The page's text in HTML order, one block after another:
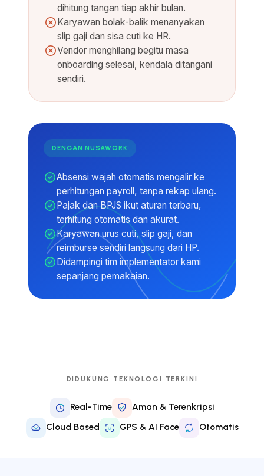
dihitung tangan tiap akhir bulan.
Karyawan bolak-balik menanyakan
slip gaji dan sisa cuti ke HR.
Vendor menghilang begitu masa
onboarding selesai, kendala ditangani
sendiri.
DENGAN NUSAWORK
Absensi wajah otomatis mengalir ke
perhitungan payroll, tanpa rekap ulang.
Pajak dan BPJS ikut aturan terbaru,
terhitung otomatis dan akurat.
Karyawan urus cuti, slip gaji, dan
reimburse sendiri langsung dari HP.
Didampingi tim implementator kami
sepanjang pemakaian.
DIDUKUNG TEKNOLOGI TERKINI
Real-Time
Aman & Terenkripsi
Cloud Based
GPS & AI Face Otomatis